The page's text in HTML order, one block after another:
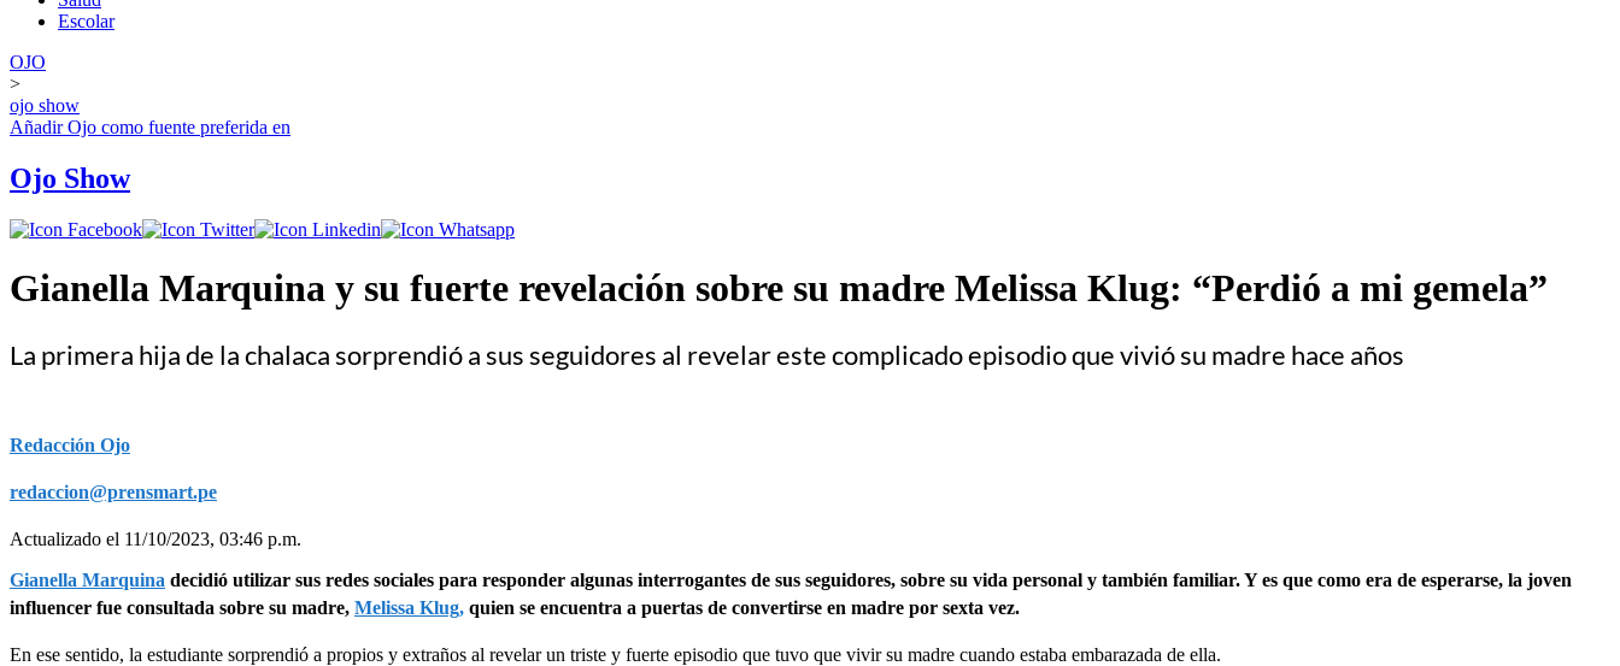
Escolar
OJO
>
ojo show
AñadirOjo como fuente preferida en
Ojo Show
Gianella Marquina y su fuerte revelación sobre su madre Melissa Klug: “Perdió a mi gemela”
La primera hija de la chalaca sorprendió a sus seguidores al revelar este complicado episodio que vivió su madre hace años
Redacción Ojo
redaccion@prensmart.pe
Actualizado el 11/10/2023, 03:46 p.m.
Gianella Marquina decidió utilizar sus redes sociales para responder algunas interrogantes de sus seguidores, sobre su vida personal y también familiar. Y es que como era de esperarse, la joven
influencer fue consultada sobre su madre, Melissa Klug, quien se encuentra a puertas de convertirse en madre por sexta vez.
En ese sentido, la estudiante sorprendió a propios y extraños al revelar un triste y fuerte episodio que tuvo que vivir su madre cuando estaba embarazada de ella.